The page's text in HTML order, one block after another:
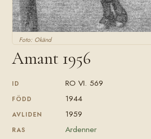
Foto: Okänd
Amant 1956
ID RO VI. 569
FÖDD 1944
AVLIDEN 1959
RAS Ardenner